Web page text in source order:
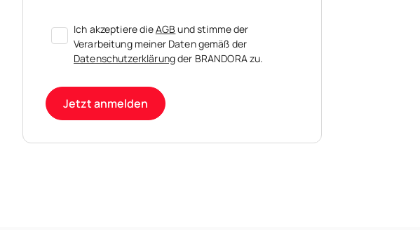
Ich akzeptiere dieAGBund stimme der
Verarbeitung meiner Daten gemäß der
Datenschutzerklärungder BRANDORA zu.
Jetzt anmelden